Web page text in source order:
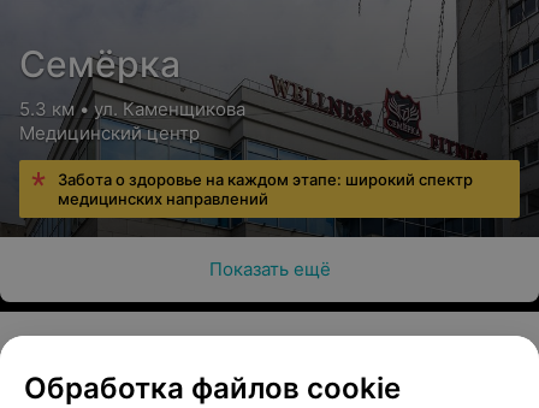
Семёрка
5.3 км • ул. Каменщикова
Медицинский центр
Забота о здоровье на каждом этапе: широкий спектр
медицинских направлений
Показать ещё
О проекте Новости проекта
Размещение рекламы
Обработка файлов cookie